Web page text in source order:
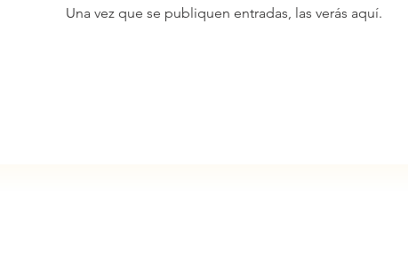
Una vez que se publiquen entradas, las verás aquí.